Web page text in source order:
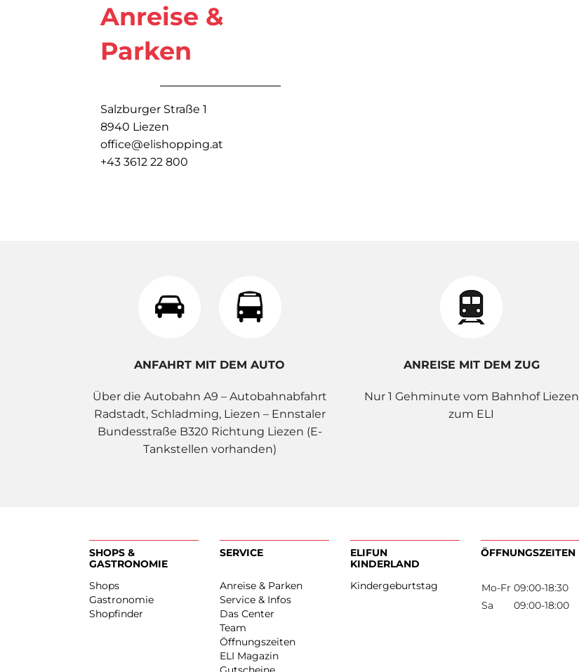
Anreise &
Parken
Salzburger Straße 1
8940 Liezen
office@elishopping.at
+43 3612 22 800
ANFAHRT MIT DEM AUTO
Über die Autobahn A9 – Autobahnabfahrt
Radstadt, Schladming, Liezen – Ennstaler
Bundesstraße B320 Richtung Liezen (E-
Tankstellen vorhanden)
ANREISE MIT DEM ZUG
Nur 1 Gehminute vom Bahnhof Liezen
zum ELI